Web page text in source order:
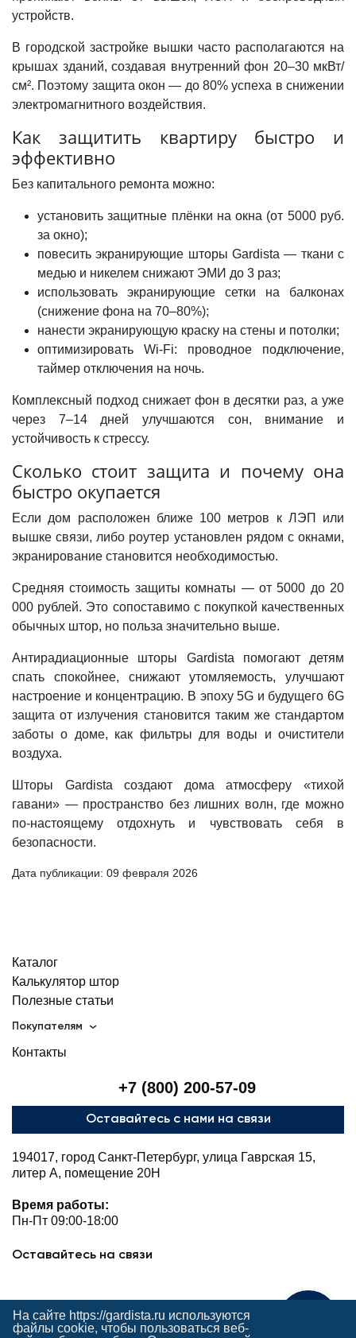
устройств.
В городской застройке вышки часто располагаются на
крышах зданий, создавая внутренний фон 20–30 мкВт/
см². Поэтому защита окон — до 80% успеха в снижении
электромагнитного воздействия.
Как защитить квартиру быстро и
эффективно
Без капитального ремонта можно:
установить защитные плёнки на окна (от 5000 руб.
за окно);
повесить экранирующие шторы Gardista — ткани с
медью и никелем снижают ЭМИ до 3 раз;
использовать экранирующие сетки на балконах
(снижение фона на 70–80%);
нанести экранирующую краску на стены и потолки;
оптимизировать Wi-Fi: проводное подключение,
таймер отключения на ночь.
Комплексный подход снижает фон в десятки раз, а уже
через 7–14 дней улучшаются сон, внимание и
устойчивость к стрессу.
Сколько стоит защита и почему она
быстро окупается
Если дом расположен ближе 100 метров к ЛЭП или
вышке связи, либо роутер установлен рядом с окнами,
экранирование становится необходимостью.
Средняя стоимость защиты комнаты — от 5000 до 20
000 рублей. Это сопоставимо с покупкой качественных
обычных штор, но польза значительно выше.
Антирадиационные шторы Gardista помогают детям
спать спокойнее, снижают утомляемость, улучшают
настроение и концентрацию. В эпоху 5G и будущего 6G
защита от излучения становится таким же стандартом
заботы о доме, как фильтры для воды и очистители
воздуха.
Шторы Gardista создают дома атмосферу «тихой
гавани» — пространство без лишних волн, где можно
по-настоящему отдохнуть и чувствовать себя в
безопасности.
Дата публикации: 09 февраля 2026
Каталог
Калькулятор штор
Полезные статьи
Покупателям
Контакты
+7 (800) 200-57-09
Оставайтесь с нами на связи
194017, город Санкт-Петербург, улица Гаврская 15,
литер А, помещение 20Н
Время работы:
Пн-Пт 09:00-18:00
Оставайтесь на связи
Поможем с выбором
На сайте https://gardista.ru используются
файлы cookie, чтобы пользоваться веб-